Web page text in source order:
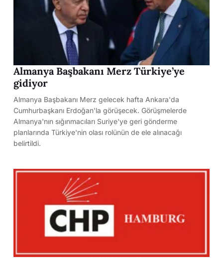
Almanya Başbakanı Merz Türkiye’ye
gidiyor
Almanya Başbakanı Merz gelecek hafta Ankara'da
Cumhurbaşkanı Erdoğan'la görüşecek. Görüşmelerde
Almanya'nın sığınmacıları Suriye'ye geri gönderme
planlarında Türkiye'nin olası rolünün de ele alınacağı
belirtildi.